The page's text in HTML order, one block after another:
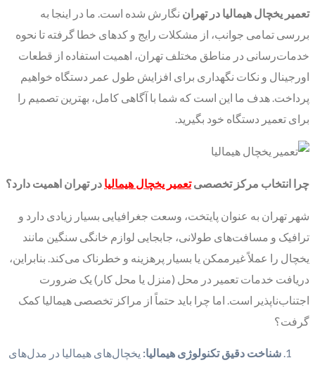
تعمیر یخچال هیمالیا در تهران نگارش شده است. ما در اینجا به
بررسی تمامی جوانب، از مشکلات رایج و کدهای خطا گرفته تا نحوه
خدمات‌رسانی در مناطق مختلف تهران، اهمیت استفاده از قطعات
اورجینال و نکات نگهداری برای افزایش طول عمر دستگاه خواهیم
پرداخت. هدف ما این است که شما با آگاهی کامل، بهترین تصمیم را
برای تعمیر دستگاه خود بگیرید.
چرا انتخاب مرکز تخصصیتعمیر یخچال هیمالیا در تهران اهمیت دارد؟
شهر تهران به عنوان پایتخت، وسعت جغرافیایی بسیار زیادی دارد و
ترافیک و مسافت‌های طولانی، جابجایی لوازم خانگی سنگین مانند
یخچال را عملاً غیرممکن یا بسیار پرهزینه و خطرناک می‌کند. بنابراین،
دریافت خدمات تعمیر در محل (منزل یا محل کار) یک ضرورت
اجتناب‌ناپذیر است. اما چرا باید حتماً از مراکز تخصصی هیمالیا کمک
گرفت؟
شناخت دقیق تکنولوژی هیمالیا: یخچال‌های هیمالیا در مدل‌های